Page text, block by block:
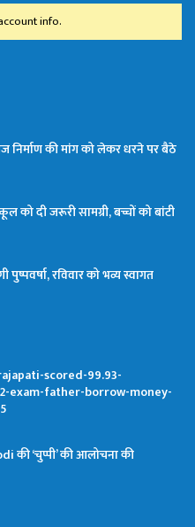
info.
निर्माण की मांग को लेकर धरने पर बैठे
को दी जरूरी सामग्री, बच्चों को बांटी
पुष्पवर्षा, रविवार को भव्य स्वागत
scored-99.93-
exam-father-borrow-money-
की ‘चुप्पी’ की आलोचना की